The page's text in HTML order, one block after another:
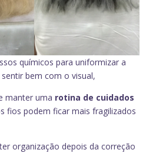
químicos para uniformizar a
bem com o visual,
manter uma rotina de cuidados
fios podem ficar mais fragilizados
organização depois da correção